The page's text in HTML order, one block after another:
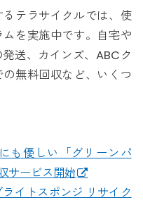
テラサイクルでは、使
を実施中です。自宅や
送、カインズ、ABCク
無料回収など、いくつ
も優しい「グリーンパ
サービス開始
イトスポンジ リサイク